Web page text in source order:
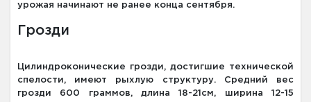
урожая начинают не ранее конца сентября.
Грозди
Цилиндроконические грозди, достигшие технической
спелости, имеют рыхлую структуру. Средний вес
грозди 600 граммов, длина 18-21см, ширина 12-15